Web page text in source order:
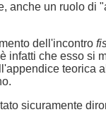
anche un ruolo di
dell'incontro
che esso si
teorica
sicuramente